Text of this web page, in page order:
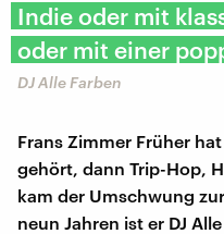
Indie oder mit
oder mit einer
DJ Alle Farben
Frans Zimmer Früher
gehört, dann Trip-Hop,
kam der Umschwung
neun Jahren ist er DJ